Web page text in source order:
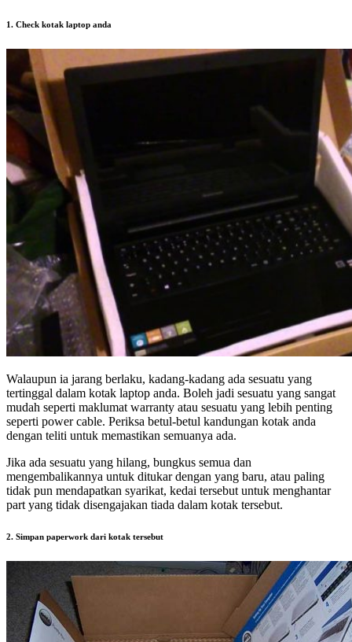
1. Check kotak laptop anda
Walaupun ia jarang berlaku, kadang-kadang ada sesuatu yang
tertinggal dalam kotak laptop anda. Boleh jadi sesuatu yang sangat
mudah seperti maklumat warranty atau sesuatu yang lebih penting
seperti power cable. Periksa betul-betul kandungan kotak anda
dengan teliti untuk memastikan semuanya ada.
Jika ada sesuatu yang hilang, bungkus semua dan
mengembalikannya untuk ditukar dengan yang baru, atau paling
tidak pun mendapatkan syarikat, kedai tersebut untuk menghantar
part yang tidak disengajakan tiada dalam kotak tersebut.
2. Simpan paperwork dari kotak tersebut